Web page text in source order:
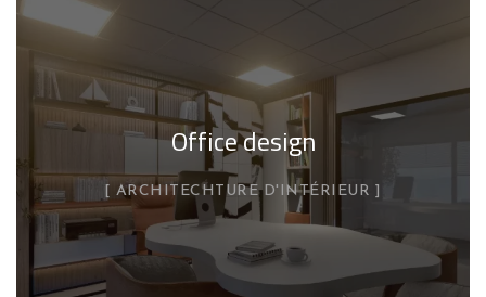
Office design
ARCHITECHTURE D'INTÉRIEUR